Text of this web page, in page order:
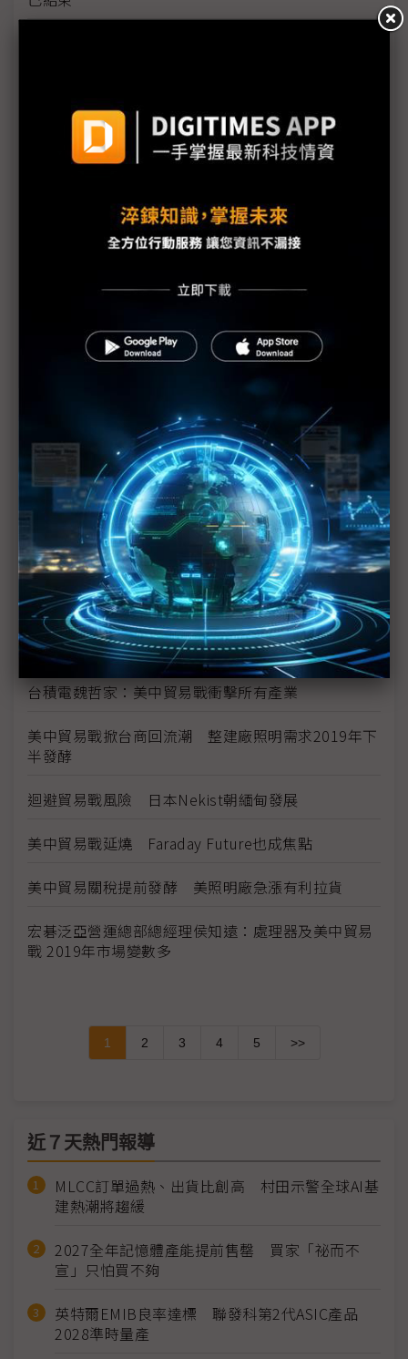
代大陸
貿易戰衝擊消費信心 大陸電視元春拉貨動能走疲
5G技術成2019年火線話題 半導體測試端挑戰往前
金像電耕耘網通、伺服器有成 2018年成功轉虧為盈
全球電子業急撤中國 投資越南何處去
貿易戰迫廠商調整供應鏈 惟仍難割捨大陸市場
美中貿易戰歹戲拖棚 被動元件供應鏈壓力漸增
美中貿易戰掀波瀾 iPhone生產線恐搬河內
SCREEN大陸設備廠完工 憂貿易戰波及
G20川習會前放話再課關稅 一窺川普豪賭的邊緣政
策
川普不排除全面開徵所有輸美陸貨關稅 iPhone、
CPU、記憶體等科技產品恐難倖免
台積電魏哲家：美中貿易戰衝擊所有產業
美中貿易戰掀台商回流潮 整建廠照明需求2019年下
半發酵
迴避貿易戰風險 日本Nekist朝緬甸發展
美中貿易戰延燒 Faraday Future也成焦點
美中貿易關稅提前發酵 美照明廠急漲有利拉貨
宏碁泛亞營運總部總經理侯知遠：處理器及美中貿易
戰 2019年市場變數多
1 2 3 4 5 >>
近７天熱門報導
MLCC訂單過熱、出貨比創高 村田示警全球AI基
建熱潮將趨緩
2027全年記憶體產能提前售罄 買家「祕而不
宣」只怕買不夠
英特爾EMIB良率達標 聯發科第2代ASIC產品
2028準時量產